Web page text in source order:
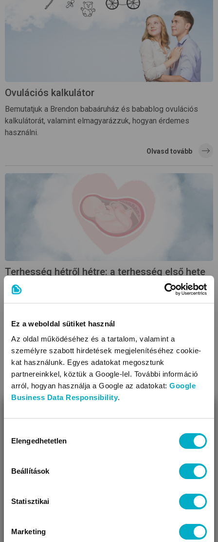
Ez a weboldal sütiket használ
Az oldal működéséhez és a tartalom, valamint a
személyre szabott hirdetések megjelenítéséhez cookie-
kat használunk. Egyes adatokat megosztunk
partnereinkkel, köztük a Google-lel. További információ
arról, hogyan használja a Google az adatokat: Google
Business Data Responsibility.
kiválasztása
Elengedhetetlen
Beállítások
Statisztikai
Marketing
Ovulációs kalkulátor
Bemutatjuk a Brendon babaáruház és babablog ovulációs
kalkulátorát, valamint elmagyarázzuk, hogyan érdemes
használni.
Olvasd tovább
Terhesség hétről hétre: a terhesség első hete
A terhességet az utolsó menstruációs ciklus első napjától
Terhesség hétről hétre: 2 hetes terhesség
A terhesség második hetében a tüszőérést segítő hormon
hatására a petefészekben a petesejtek érésnek indulnak.
Olvasd tovább
Úgy látjuk, most jársz nálunk először!
VÁRANDÓS
AJÁNDÉKOT